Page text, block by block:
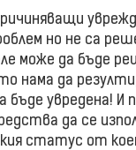
но не са
може да бъде
нама да
увредена! И
да се
статус от